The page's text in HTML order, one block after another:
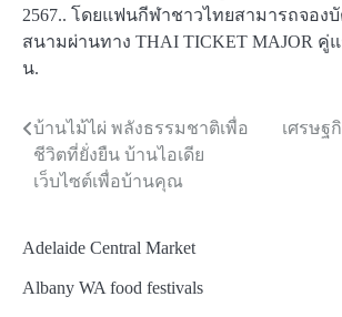
2567.. โดยแฟนกีฬาชาวไทยสามารถจอง
สนามผ่านทาง THAI TICKET MAJOR คู่แ
น.
Post
navigation
บ้านไม้ไผ่ พลังธรรมชาติเพื่อ
ชีวิตที่ยั่งยืน บ้านไอเดีย
เว็บไซต์เพื่อบ้านคุณ
เศรษฐ
Adelaide Central Market
Albany WA food festivals